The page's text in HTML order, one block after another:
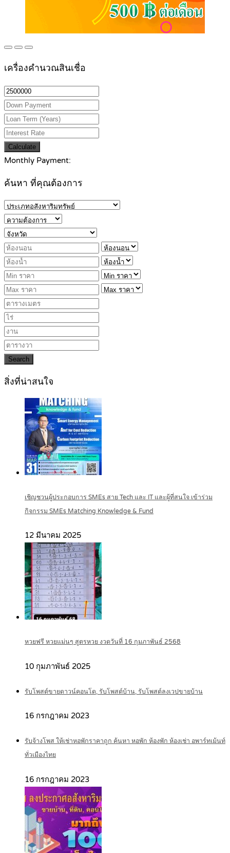
เครื่องคำนวณสินเชื่อ
Calculate
Monthly Payment:
ค้นหา ที่คุณต้องการ
Search
สิ่งที่น่าสนใจ
เชิญชวนผู้ประกอบการ SMEs สาย Tech และ IT และผู้ที่สนใจ เข้าร่วม
กิจกรรม SMEs Matching Knowledge & Fund
12 มีนาคม 2025
หวยฟรี หวยแม่นๆ สูตรหวย งวดวันที่ 16 กุมภาพันธ์ 2568
10 กุมภาพันธ์ 2025
รับโพสต์ขายดาวน์คอนโด, รับโพสต์บ้าน, รับโพสต์ลงเวปขายบ้าน
16 กรกฎาคม 2023
รับจ้างโพส ให้เช่าหอพักราคาถูก ค้นหา หอพัก ห้องพัก ห้องเช่า อพาร์ทเม้นท์
ทั่วเมืองไทย
16 กรกฎาคม 2023